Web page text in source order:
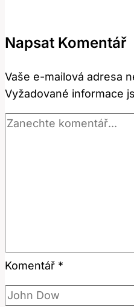
Napsat Komentář
Vaše e-mailová adresa
Vyžadované informace
Komentář *